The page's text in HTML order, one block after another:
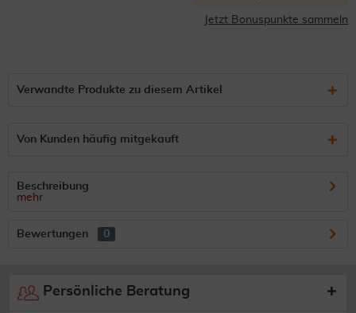
Jetzt Bonuspunkte sammeln
Verwandte Produkte zu diesem Artikel
Von Kunden häufig mitgekauft
Beschreibung
mehr
Bewertungen 0
Persönliche Beratung